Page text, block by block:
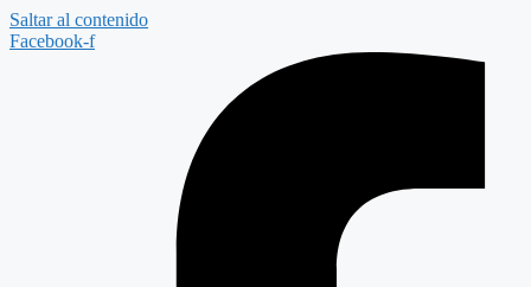
Saltar al contenido
Facebook-f